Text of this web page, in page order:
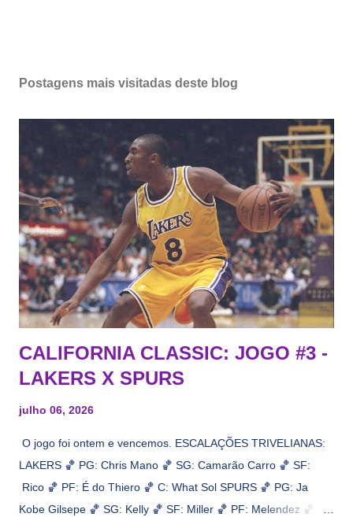
Postagens mais visitadas deste blog
CALIFORNIA CLASSIC: JOGO #3 -
LAKERS X SPURS
julho 06, 2026
O jogo foi ontem e vencemos. ESCALAÇÕES TRIVELIANAS:
LAKERS 🏀 PG: Chris Mano 🏀 SG: Camarão Carro 🏀 SF:
Rico 🏀 PF: É do Thiero 🏀 C: What Sol SPURS 🏀 PG: Ja
Kobe Gilsepe 🏀 SG: Kelly 🏀 SF: Miller 🏀 PF: Melendez 🏀 C: